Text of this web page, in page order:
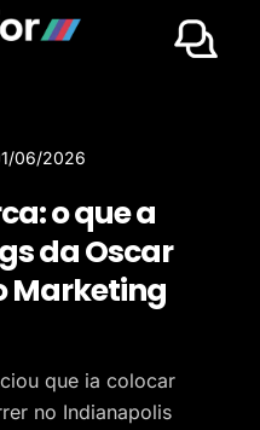
06/2026
o que a
da Oscar
Marketing
que ia colocar
no Indianapolis